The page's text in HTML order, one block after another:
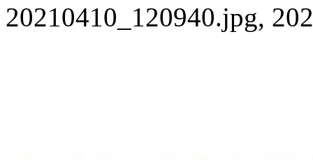
20210410_120940.jpg,